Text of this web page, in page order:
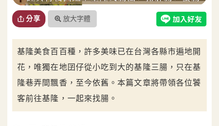
分享 放大字體
基隆美食百百種，許多美味已在台灣各縣市遍地開
花，唯獨在地囝仔從小吃到大的基隆三腸，只在基
隆巷弄間飄香，至今依舊。本篇文章將帶領各位饕
客前往基隆，一起來找腸。